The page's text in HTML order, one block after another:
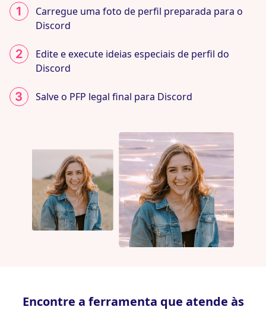
Carregue uma foto de perfil preparada para o
Discord
Edite e execute ideias especiais de perfil do
Discord
Salve o PFP legal final para Discord
Encontre a ferramenta que atende às